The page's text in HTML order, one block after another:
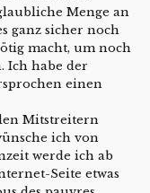
Menge an
ganz sicher noch
macht, um noch
Ich habe der
einen
Mitstreitern
ich von
werde ich ab
Seite etwas